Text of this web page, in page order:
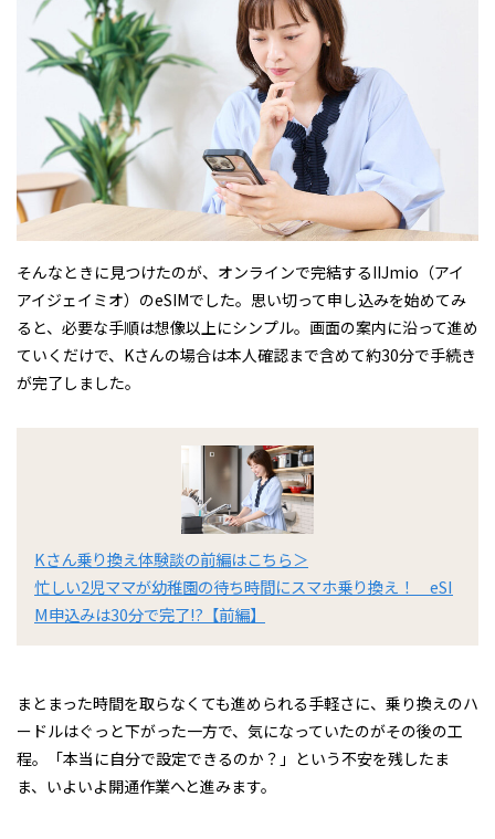
そんなときに見つけたのが、オンラインで完結するIIJmio（アイ
アイジェイミオ）のeSIMでした。思い切って申し込みを始めてみ
ると、必要な手順は想像以上にシンプル。画面の案内に沿って進め
ていくだけで、Kさんの場合は本人確認まで含めて約30分で手続き
が完了しました。
Kさん乗り換え体験談の前編はこちら＞
忙しい2児ママが幼稚園の待ち時間にスマホ乗り換え！ eSI
M申込みは30分で完了!?【前編】
まとまった時間を取らなくても進められる手軽さに、乗り換えのハ
ードルはぐっと下がった一方で、気になっていたのがその後の工
程。「本当に自分で設定できるのか？」という不安を残したま
ま、いよいよ開通作業へと進みます。